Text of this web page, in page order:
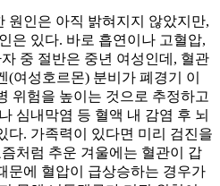
원인은 아직 밝혀지지 않았지만,
은 있다. 바로 흡연이나 고혈압,
중 절반은 중년 여성인데, 혈관
(여성호르몬) 분비가 폐경기 이
위험을 높이는 것으로 추정하고
심내막염 등 혈액 내 감염 후 뇌
다. 가족력이 있다면 미리 검진을
처럼 추운 겨울에는 혈관이 갑
문에 혈압이 급상승하는 경우가